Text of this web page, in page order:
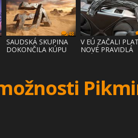
48
SAUDSKÁ SKUPINA
DOKONČILA KÚPU
V EÚ ZAČALI
NOVÉ PRAVIDLÁ